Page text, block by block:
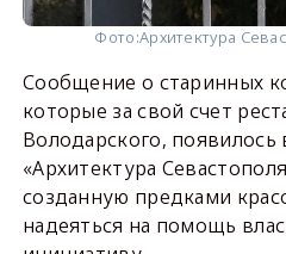
Фото:Архитектура
Сообщение о старинных
которые за свой счет
Володарского, появилось
«Архитектура
созданную предками
надеяться на помощь